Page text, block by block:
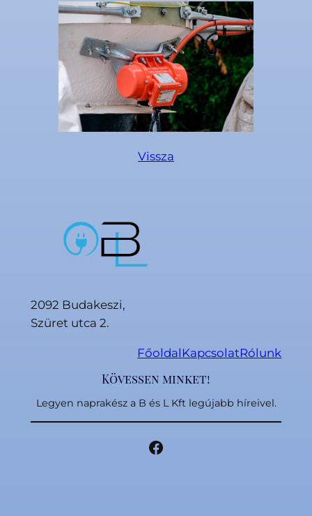
Vissza
2092 Budakeszi,
Szüret utca 2.
Főoldal KapcsolatRólunk
Kövessen minket!
Legyen naprakész a B és L Kft legújabb híreivel.
Facebook